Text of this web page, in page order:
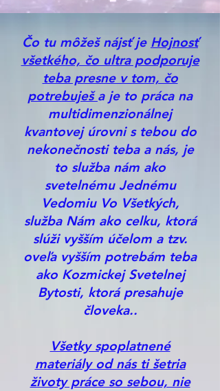
Čo tu môžeš nájsť je Hojnosť
všetkého, čo ultra podporuje
teba presne v tom, čo
potrebuješa je to práca na
multidimenzionálnej
kvantovej úrovni s tebou do
nekonečnosti teba a nás, je
to služba nám ako
svetelnému Jednému
Vedomiu Vo Všetkých,
služba Nám ako celku, ktorá
slúži vyšším účelom a tzv.
oveľa vyšším potrebám teba
ako Kozmickej Svetelnej
Bytosti, ktorá presahuje
človeka..
Všetky spoplatnené
materiály od nás ti šetria
životy práce so sebou, nie